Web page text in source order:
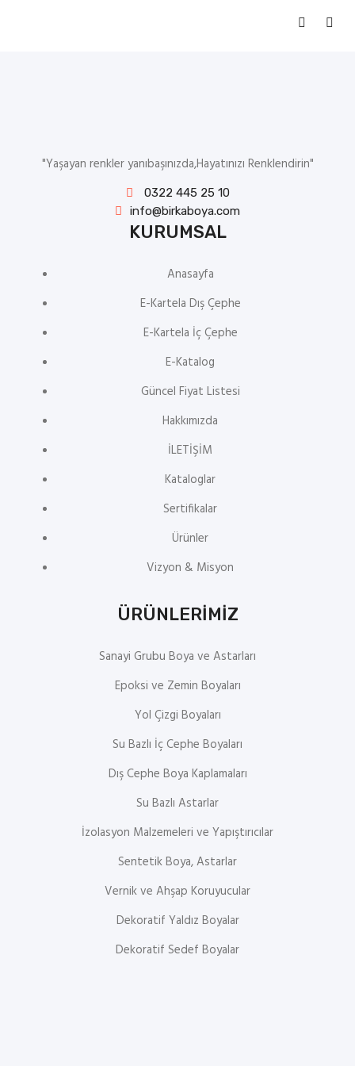
"Yaşayan renkler yanıbaşınızda,Hayatınızı Renklendirin"
0322 445 25 10
info@birkaboya.com
KURUMSAL
Anasayfa
E-Kartela Dış Çephe
E-Kartela İç Çephe
E-Katalog
Güncel Fiyat Listesi
Hakkımızda
İLETİŞİM
Kataloglar
Sertifikalar
Ürünler
Vizyon & Misyon
ÜRÜNLERİMİZ
Sanayi Grubu Boya ve Astarları
Epoksi ve Zemin Boyaları
Yol Çizgi Boyaları
Su Bazlı İç Cephe Boyaları
Dış Cephe Boya Kaplamaları
Su Bazlı Astarlar
İzolasyon Malzemeleri ve Yapıştırıcılar
Sentetik Boya, Astarlar
Vernik ve Ahşap Koruyucular
Dekoratif Yaldız Boyalar
Dekoratif Sedef Boyalar